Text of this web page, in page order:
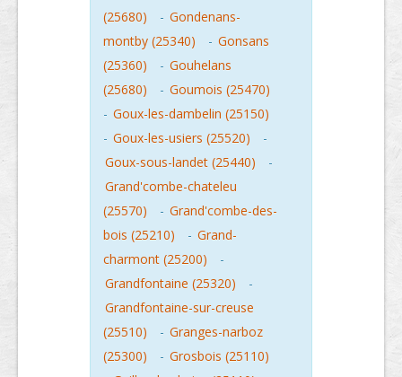
(25680)
- Gondenans-
montby (25340)
- Gonsans
(25360)
- Gouhelans
(25680)
- Goumois (25470)
- Goux-les-dambelin (25150)
- Goux-les-usiers (25520)
-
Goux-sous-landet (25440)
-
Grand'combe-chateleu
(25570)
- Grand'combe-des-
bois (25210)
- Grand-
charmont (25200)
-
Grandfontaine (25320)
-
Grandfontaine-sur-creuse
(25510)
- Granges-narboz
(25300)
- Grosbois (25110)